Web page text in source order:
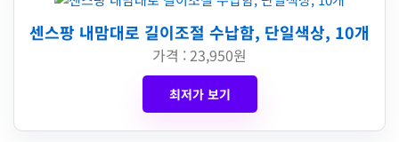
센스팡 내맘대로 길이조절 수납함, 단일색상, 10개
가격 : 23,950원
최저가 보기